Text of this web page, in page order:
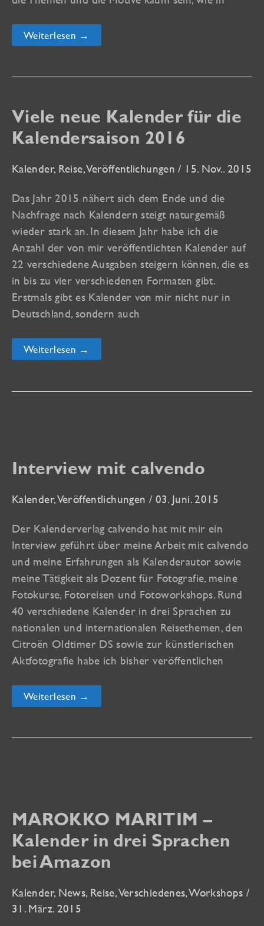
Zwei
neue
neues
bei
Amazon!
Weiterlesen →
Viele neue Kalender für die
Kalendersaison 2016
Kalender, Reise,Veröffentlichungen / 15. Nov.. 2015
Das Jahr 2015 nähert sich dem Ende und die
Nachfrage nach Kalendern steigt naturgemäß
wieder stark an. In diesem Jahr habe ich die
Anzahl der von mir veröffentlichten Kalender auf
22 verschiedene Ausgaben steigern können, die es
in bis zu vier verschiedenen Formaten gibt.
Erstmals gibt es Kalender von mir nicht nur in
Deutschland, sondern auch
Viele
neue
die
Weiterlesen →
Interview mit calvendo
Kalender,Veröffentlichungen / 03. Juni. 2015
Der Kalenderverlag calvendo hat mit mir ein
Interview geführt über meine Arbeit mit calvendo
und meine Erfahrungen als Kalenderautor sowie
meine Tätigkeit als Dozent für Fotografie, meine
Fotokurse, Fotoreisen und Fotoworkshops. Rund
40 verschiedene Kalender in drei Sprachen zu
nationalen und internationalen Reisethemen, den
Citroën Oldtimer DS sowie zur künstlerischen
Aktfotografie habe ich bisher veröffentlichen
Interview
mit
Weiterlesen →
MAROKKO MARITIM –
Kalender in drei Sprachen
bei Amazon
Kalender, News, Reise,Verschiedenes,Workshops /
31. März. 2015